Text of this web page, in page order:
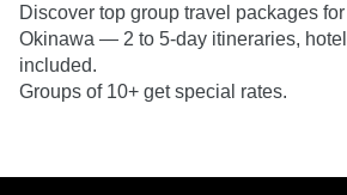
Discover top group travel packages
Okinawa — 2 to 5-day itineraries,
included.
Groups of 10+ get special rates.